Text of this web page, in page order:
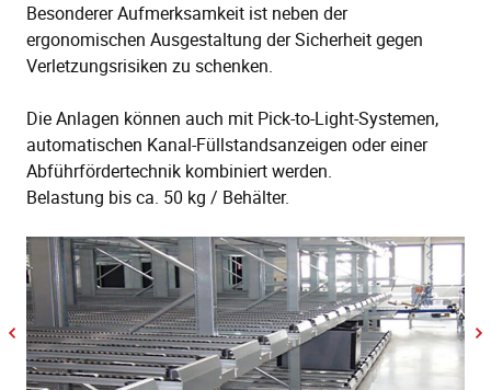
Besonderer Aufmerksamkeit ist neben der
ergonomischen Ausgestaltung der Sicherheit gegen
Verletzungsrisiken zu schenken.
Die Anlagen können auch mit Pick-to-Light-Systemen,
automatischen Kanal-Füllstandsanzeigen oder einer
Abführfördertechnik kombiniert werden.
Belastung bis ca. 50 kg / Behälter.